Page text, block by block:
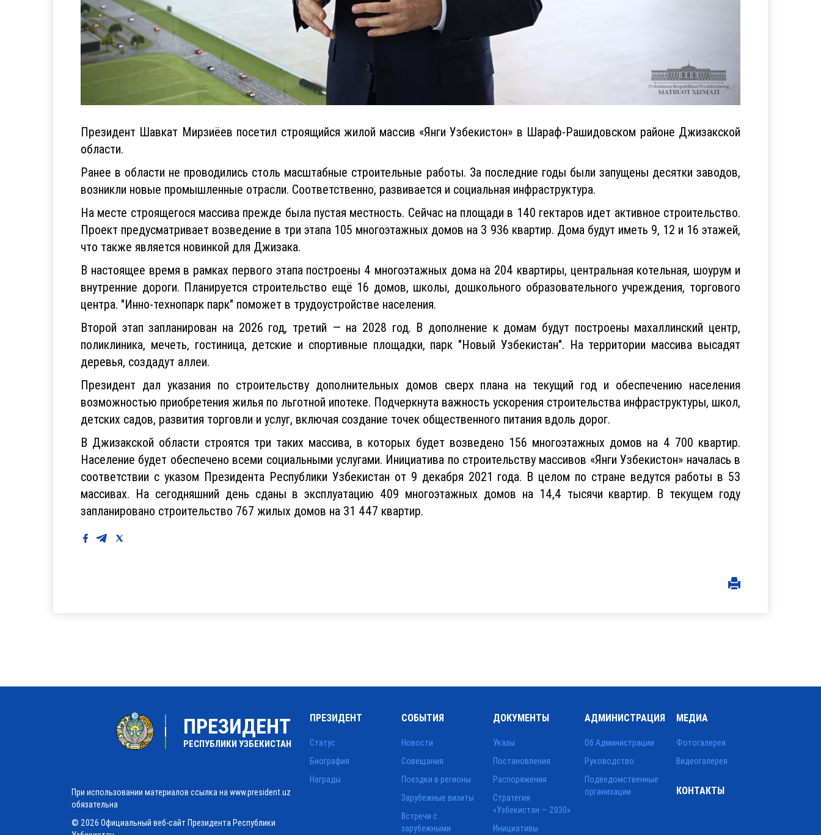
Президент Шавкат Мирзиёев посетил строящийся жилой массив «Янги Узбекистон» в Шараф-Рашидовском районе Джизакской
области.
Ранее в области не проводились столь масштабные строительные работы. За последние годы были запущены десятки заводов,
возникли новые промышленные отрасли. Соответственно, развивается и социальная инфраструктура.
На месте строящегося массива прежде была пустая местность. Сейчас на площади в 140 гектаров идет активное строительство.
Проект предусматривает возведение в три этапа 105 многоэтажных домов на 3 936 квартир. Дома будут иметь 9, 12 и 16 этажей,
что также является новинкой для Джизака.
В настоящее время в рамках первого этапа построены 4 многоэтажных дома на 204 квартиры, центральная котельная, шоурум и
внутренние дороги. Планируется строительство ещё 16 домов, школы, дошкольного образовательного учреждения, торгового
центра. "Инно-технопарк парк" поможет в трудоустройстве населения.
Второй этап запланирован на 2026 год, третий — на 2028 год. В дополнение к домам будут построены махаллинский центр,
поликлиника, мечеть, гостиница, детские и спортивные площадки, парк "Новый Узбекистан". На территории массива высадят
деревья, создадут аллеи.
Президент дал указания по строительству дополнительных домов сверх плана на текущий год и обеспечению населения
возможностью приобретения жилья по льготной ипотеке. Подчеркнута важность ускорения строительства инфраструктуры, школ,
детских садов, развития торговли и услуг, включая создание точек общественного питания вдоль дорог.
В Джизакской области строятся три таких массива, в которых будет возведено 156 многоэтажных домов на 4 700 квартир.
Население будет обеспечено всеми социальными услугами. Инициатива по строительству массивов «Янги Узбекистон» началась в
соответствии с указом Президента Республики Узбекистан от 9 декабря 2021 года. В целом по стране ведутся работы в 53
массивах. На сегодняшний день сданы в эксплуатацию 409 многоэтажных домов на 14,4 тысячи квартир. В текущем году
запланировано строительство 767 жилых домов на 31 447 квартир.
ПРЕЗИДЕНТ
РЕСПУБЛИКИ УЗБЕКИСТАН
При использовании материалов ссылка на www.president.uz
обязательна
© 2026 Официальный веб-сайт Президента Республики
ПРЕЗИДЕНТ
Статус
Биография
Награды
СОБЫТИЯ
Новости
Совещания
Поездки в регионы
Зарубежные визиты
Встречи с
зарубежными
ДОКУМЕНТЫ
Указы
Постановления
Распоряжения
Стратегия
«Узбекистан — 2030»
Инициативы
АДМИНИСТРАЦИЯ
Об Администрации
Руководство
Подведомственные
организации
МЕДИА
Фотогалерея
Видеогалерея
КОНТАКТЫ